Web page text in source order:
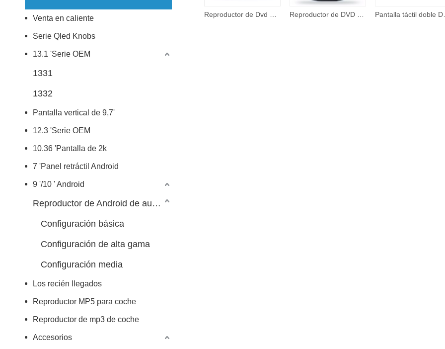
PRODUCTO
Venta en caliente
Serie Qled Knobs
13.1 'Serie OEM
1331
1332
Pantalla vertical de 9,7'
12.3 'Serie OEM
10.36 'Pantalla de 2k
7 'Panel retráctil Android
9 '/10 ' Android
Reproductor de Android de automóvil 7/9/10 pulgadas
Configuración básica
Configuración de alta gama
Configuración media
Los recién llegados
Reproductor MP5 para coche
Reproductor de mp3 de coche
Accesorios